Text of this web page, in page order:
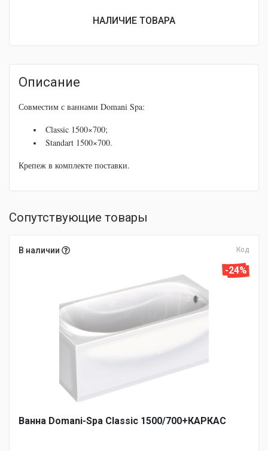
НАЛИЧИЕ ТОВАРА
Описание
Совместим с ваннами Domani Spa:
Classic 1500×700;
Standart 1500×700.
Крепеж в комплекте поставки.
Сопутствующие товары
В наличии Код
-24%
Ванна Domani-Spa Classic 1500/700+КАРКАС